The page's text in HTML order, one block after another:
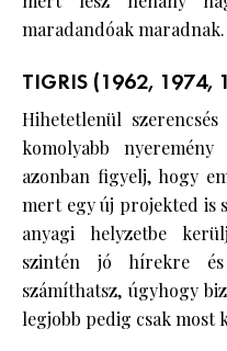
maradandóak maradnak.
TIGRIS (1962, 1974,
Hihetetlenül
komolyabb
azonban figyelj, hogy
mert egy új projekted is
anyagi helyzetbe
szintén jó hírekre és
számíthatsz, úgyhogy
legjobb pedig csak most